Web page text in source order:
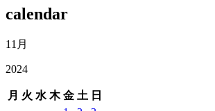
calendar
11月
2024
月 火 水 木 金 土 日